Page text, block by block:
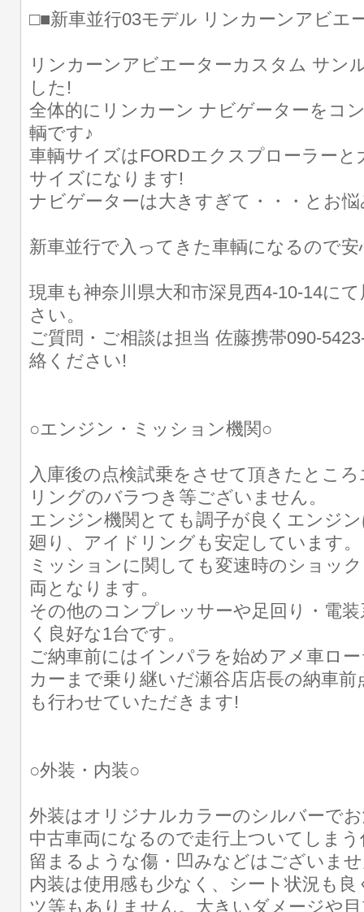
□■新車並行03モデル リンカーンアビエ
リンカーンアビエーターカスタム サン
した!
全体的にリンカーン ナビゲーターをコ
輌です♪
車輌サイズはFORDエクスプローラー
サイズになります!
ナビゲーターは大きすぎて・・・とお
新車並行で入ってきた車輌になるので
現車も神奈川県大和市深見西4-10-14に
さい。
ご質問・ご相談は担当 佐藤携帯090-
絡ください!
○エンジン・ミッション機関○
入庫後の点検試乗をさせて頂きたとこ
リングのバラつき等ございません。
エンジン機関とても調子が良くエンジ
廻り、アイドリングも安定しています
ミッションに関しても変速時のショッ
両となります。
その他のコンプレッサーや足回り・電
く良好な1台です。
ご納車前にはインパラを始めアメ車ロ
カーまで乗り継いだ瀬谷店店長の納車
も行わせていただきます!
○外装・内装○
外装はオリジナルカラーのシルバーで
中古車両になるので走行上ついてしま
留まるような傷・凹みなどはございま
内装は使用感も少なく、シート状況も
ツ等もありません。大きいダメージや